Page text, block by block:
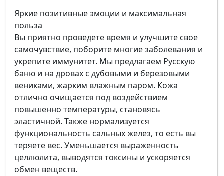
Яркие позитивные эмоции и максимальная
польза
Вы приятно проведете время и улучшите свое
самочувствие, поборите многие заболевания и
укрепите иммунитет. Мы предлагаем Русскую
баню и на дровах с дубовыми и березовыми
вениками, жарким влажным паром. Кожа
отлично очищается под воздействием
повышенно температуры, становясь
эластичной. Также нормализуется
функциональность сальных желез, то есть вы
теряете вес. Уменьшается выраженность
целлюлита, выводятся токсины и ускоряется
обмен веществ.